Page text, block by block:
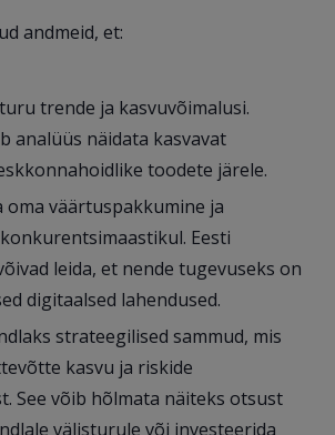
andmeid, et:
trende ja kasvuvõimalusi.
analüüs näidata kasvavat
toodete järele.
oma väärtuspakkumine ja
Eesti
leida, et nende tugevuseks on
digitaalsed lahendused.
strateegilised sammud, mis
kasvu ja riskide
See võib hõlmata näiteks otsust
välisturule või investeerida